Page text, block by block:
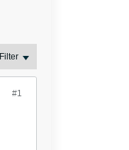
Filter
#1